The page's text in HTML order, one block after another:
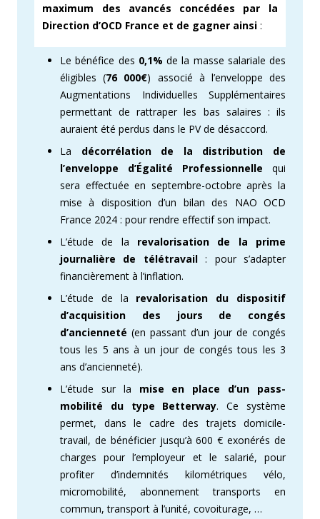
maximum des avancés concédées par la
Direction d’OCD France et de gagner ainsi :
Le bénéfice des 0,1% de la masse salariale des
éligibles (76 000€) associé à l’enveloppe des
Augmentations Individuelles Supplémentaires
permettant de rattraper les bas salaires : ils
auraient été perdus dans le PV de désaccord.
La décorrélation de la distribution de
l’enveloppe d’Égalité Professionnelle qui
sera effectuée en septembre-octobre après la
mise à disposition d’un bilan des NAO OCD
France 2024 : pour rendre effectif son impact.
L’étude de la revalorisation de la prime
journalière de télétravail: pour s’adapter
financièrement à l’inflation.
L’étude de la revalorisation du dispositif
d’acquisition des jours de congés
d’ancienneté (en passant d’un jour de congés
tous les 5 ans à un jour de congés tous les 3
ans d’ancienneté).
L’étude sur la mise en place d’un pass-
mobilité du type Betterway. Ce système
permet, dans le cadre des trajets domicile-
travail, de bénéficier jusqu’à 600 € exonérés de
charges pour l’employeur et le salarié, pour
profiter d’indemnités kilométriques vélo,
micromobilité, abonnement transports en
commun, transport à l’unité, covoiturage, …